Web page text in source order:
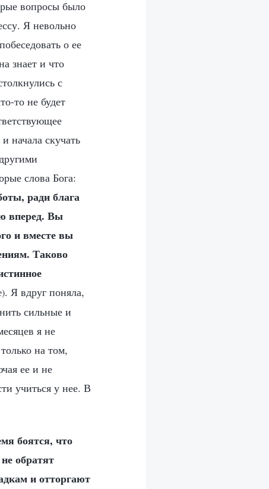
вопросы было
Я невольно
о ее
знает и что
с
то не будет
начала скучать
слова Бога:
ради блага
вперед. Вы
и вместе вы
Таково
. Я вдруг поняла,
сильные и
я не
на том,
ее и не
учиться у нее. В
боятся, что
обратят
и отторгают